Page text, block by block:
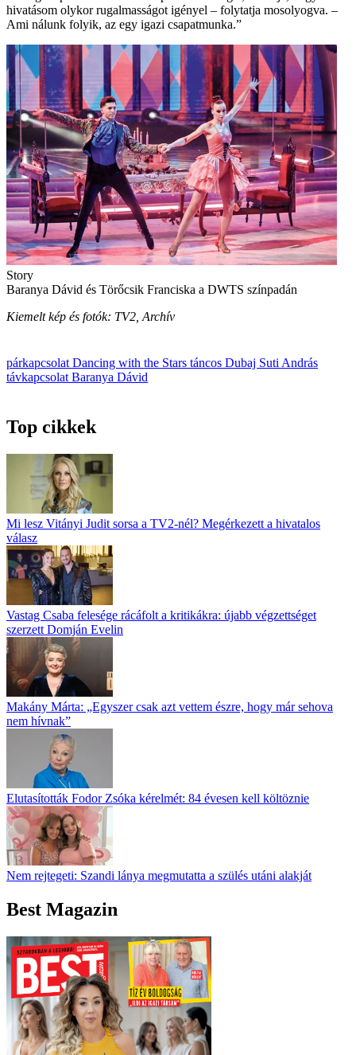
hivatásom olykor rugalmasságot igényel – folytatja mosolyogva. –
Ami nálunk folyik, az egy igazi csapatmunka.”
Story
Baranya Dávid és Törőcsik Franciska a DWTS színpadán
Kiemelt kép és fotók: TV2, Archív
párkapcsolat Dancing with the Stars táncos Dubaj Suti András
távkapcsolat Baranya Dávid
Top cikkek
Mi lesz Vitányi Judit sorsa a TV2-nél? Megérkezett a hivatalos
válasz
Vastag Csaba felesége rácáfolt a kritikákra: újabb végzettséget
szerzett Domján Evelin
Makány Márta: „Egyszer csak azt vettem észre, hogy már sehova
nem hívnak”
Elutasították Fodor Zsóka kérelmét: 84 évesen kell költöznie
Nem rejtegeti: Szandi lánya megmutatta a szülés utáni alakját
Best Magazin